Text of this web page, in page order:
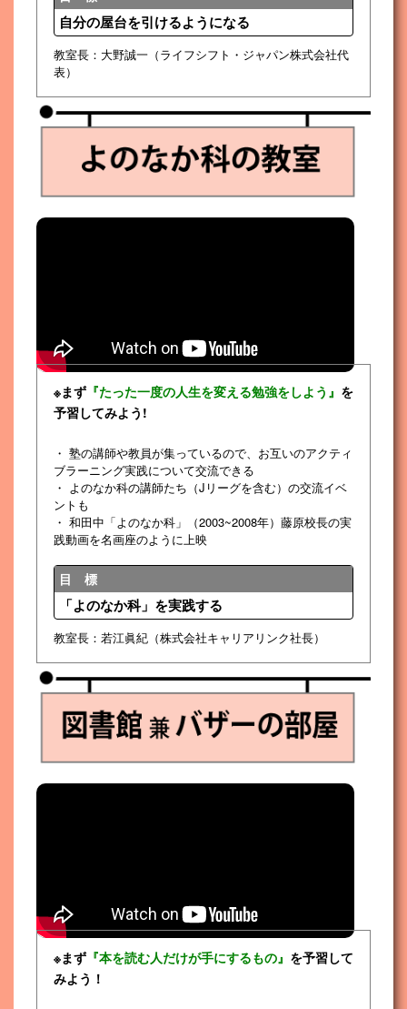
自分の屋台を引けるようになる
教室長：大野誠一（ライフシフト・ジャパン株式会社代
表）
※まず 『たった一度の人生を変える勉強をしよう』 を
予習してみよう!
・ 塾の講師や教員が集っているので、お互いのアクティ
ブラーニング実践について交流できる
・ よのなか科の講師たち（Jリーグを含む）の交流イベ
ントも
・ 和田中「よのなか科」（2003~2008年）藤原校長の実
践動画を名画座のように上映
目 標
「よのなか科」を実践する
教室長：若江眞紀（株式会社キャリアリンク社長）
※まず 『本を読む人だけが手にするもの』 を予習して
みよう！